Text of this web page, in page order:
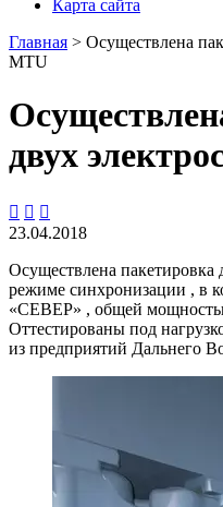
Карта сайта
Главная > Осуществлена
MTU
двух
  
23.04.2018
Осуществлена пакетировка
режиме синхронизации , в
«СЕВЕР» , общей
Оттестированы под
из предприятий Дальнего